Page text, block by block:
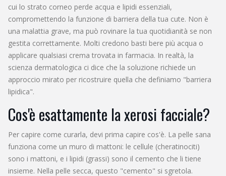
cui lo strato corneo perde acqua e lipidi essenziali,
compromettendo la funzione di barriera della tua cute. Non è
una malattia grave, ma può rovinare la tua quotidianità se non
gestita correttamente. Molti credono basti bere più acqua o
applicare qualsiasi crema trovata in farmacia. In realtà, la
scienza dermatologica ci dice che la soluzione richiede un
approccio mirato per ricostruire quella che definiamo "barriera
lipidica".
Cos'è esattamente la xerosi facciale?
Per capire come curarla, devi prima capire cos'è. La pelle sana
funziona come un muro di mattoni: le cellule (cheratinociti)
sono i mattoni, e i lipidi (grassi) sono il cemento che li tiene
insieme. Nella pelle secca, questo "cemento" si sgretola.